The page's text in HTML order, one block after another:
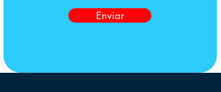
Enviar